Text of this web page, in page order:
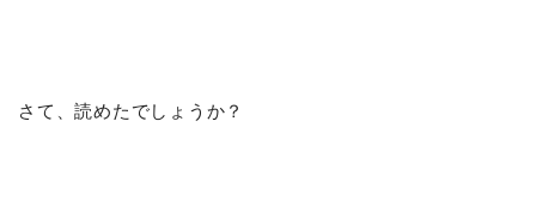
さて、読めたでしょうか？